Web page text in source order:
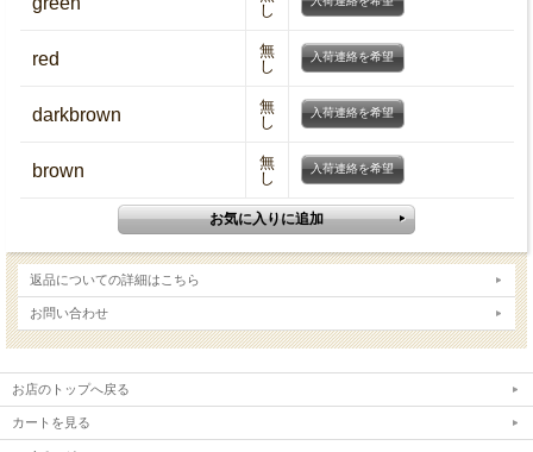
し
red
無
し
入荷連絡を希望
darkbrown
無
し
入荷連絡を希望
brown
無
し
入荷連絡を希望
返品についての詳細はこちら
お問い合わせ
お店のトップへ戻る
カートを見る